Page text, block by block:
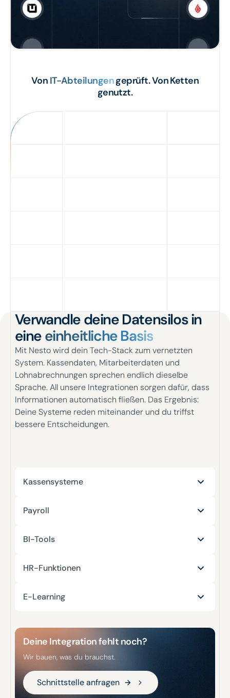
Von IT-Abteilungengeprüft. Von Ketten
genutzt.
Verwandle deine Datensilos in
eineeinheitliche Basis
Mit Nesto wird dein Tech-Stack zum vernetzten
System. Kassendaten, Mitarbeiterdaten und
Lohnabrechnungen sprechen endlich dieselbe
Sprache. All unsere Integrationen sorgen dafür, dass
Informationen automatisch fließen. Das Ergebnis:
Deine Systeme reden miteinander und du triffst
bessere Entscheidungen.
Kassensysteme
Lightspeed
unTill
Payroll
Gehalt & Lohn
SKO
ADP
BI-Tools
Sotec
My-Cookpit
Sell & Pick
HR-Funktionen
Beekeeper
E-Learning
Cornerstone
Cornelsen eCademy
Deine Integration fehlt noch?
Wir bauen, was du brauchst.
Schnittstelle anfragen
Schnittstelle anfragen